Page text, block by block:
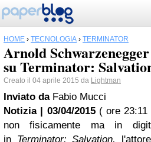
HOME › TECNOLOGIA › TERMINATOR
Arnold
su Terminator:
Creato il 04 aprile 2015 da Lightman
Inviato da Fabio Mucci
Notizia | 03/04/2015 ( ore 23:11
non fisicamente ma in
in Terminator: Salvation,